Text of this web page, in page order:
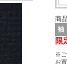
商
袖
限
※ご
お